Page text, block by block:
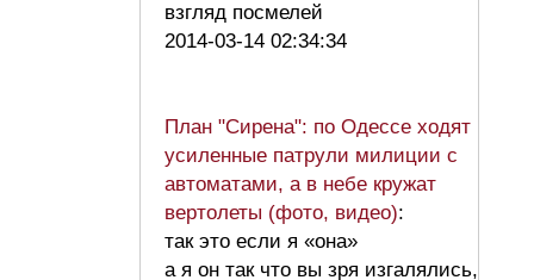
взгляд посмелей
2014-03-14 02:34:34
План "Сирена": по Одессе ходят
усиленные патрули милиции с
автоматами, а в небе кружат
вертолеты (фото, видео):
так это если я «она»
а я он так что вы зря изгалялись,